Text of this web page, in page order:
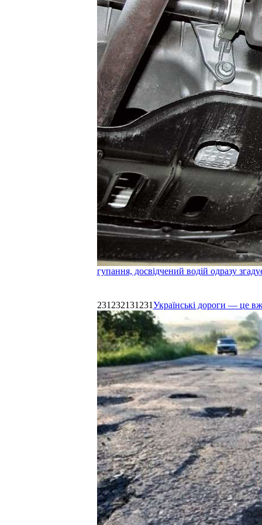
гупання, досвідчений водій одразу
231232131231Українські дороги — це